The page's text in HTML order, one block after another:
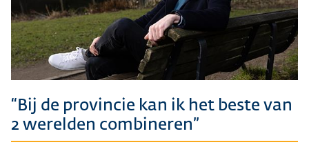
“Bij de provincie kan ik het beste van
2 werelden combineren”